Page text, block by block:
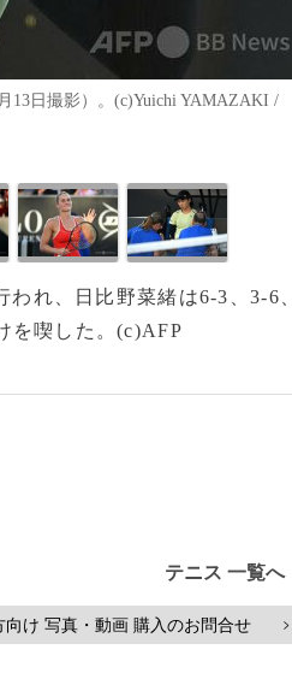
13日撮影）。(c)Yuichi YAMAZAKI /
れ、日比野菜緒は6-3、3-6、
を喫した。(c)AFP
テニス 一覧へ
向け 写真・動画 購入のお問合せ >